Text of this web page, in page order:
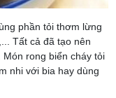
phần tỏi thơm lừng
Tất cả đã tạo nên
rong biển cháy tỏi
nhi với bia hay dùng